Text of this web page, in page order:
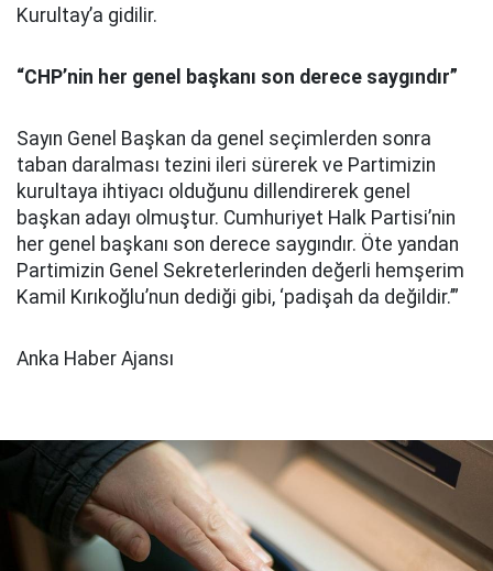
Kurultay’a gidilir.
“C HP’nin her genel başkanı son derece saygındır”
Sayın Genel Başkan da genel seçimlerden sonra
taban daralması tezini ileri sürerek ve Partimizin
kurultaya ihtiyacı olduğunu dillendirerek genel
başkan adayı olmuştur. Cumhuriyet Halk Partisi’nin
her genel başkanı son derece saygındır. Öte yandan
Partimizin Genel Sekreterlerinden değerli hemşerim
Kamil Kırıkoğlu’nun dediği gibi, ‘padişah da değildir.’”
Anka Haber Ajansı